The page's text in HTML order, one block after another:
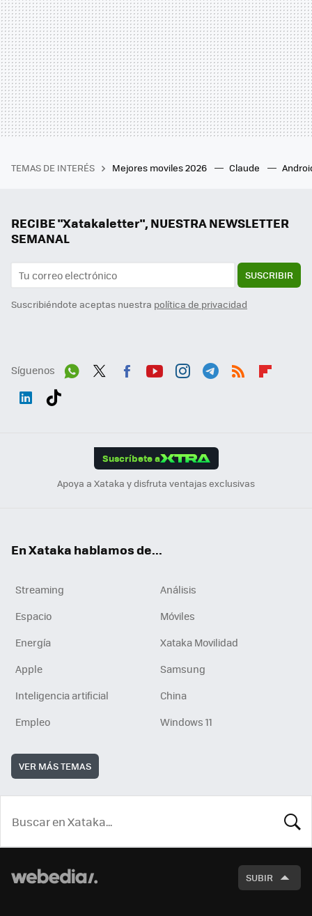
TEMAS DE INTERÉS Mejores moviles 2026 Claude
RECIBE "Xatakaletter", NUESTRA NEWSLETTER
SEMANAL
SUSCRIBIR
Suscribiéndote aceptas nuestra política de privacidad
Síguenos
Suscríbete a
Apoya a Xataka y disfruta ventajas exclusivas
En Xataka hablamos de...
Streaming
Análisis
Espacio
Móviles
Energía
Xataka Movilidad
Apple
Samsung
Inteligencia artificial
China
Empleo
Windows 11
VER MÁS TEMAS
SUBIR